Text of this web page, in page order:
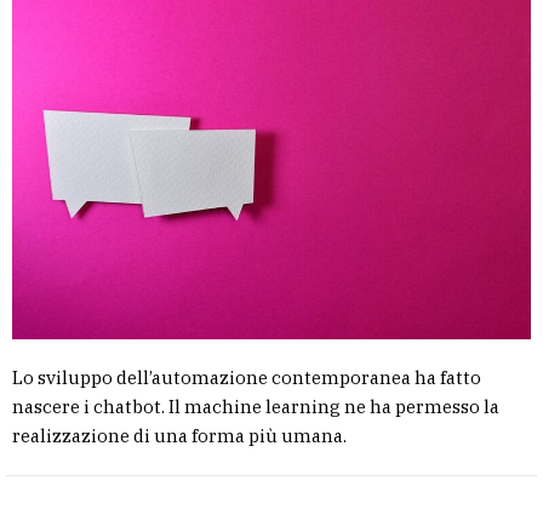
Lo sviluppo dell’automazione contemporanea ha fatto
nascere i chatbot. Il machine learning ne ha permesso la
realizzazione di una forma più umana.